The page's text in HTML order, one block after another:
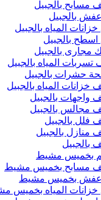
مسابح بالجبيل
بالجبيل
المياه بالجبيل
بالجبيل
مجارى بالجبيل
المياه بالجبيل
حشرات بالجبيل
المياه بالجبيل
واجهات بالجبيل
مجالس بالجبيل
فلل بالجبيل
منازل بالجبيل
بالجبيل
بخميس مشيط
مسابح بخميس مشيط
عفش بخميس مشيط
المياه بخميس